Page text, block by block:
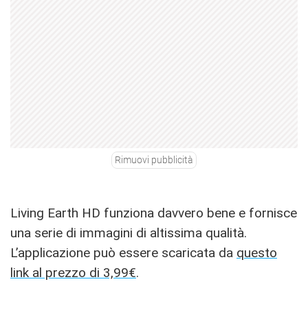
Rimuovi pubblicità
Living Earth HD funziona davvero bene e fornisce
una serie di immagini di altissima qualità.
L’applicazione può essere scaricata da questo
link al prezzo di 3,99€.